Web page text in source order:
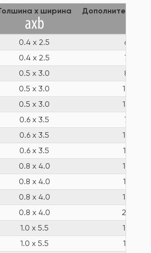
x ширина
0.4 x 2.5
60
0.4 x 2.5
75
0.5 x 3.0
80
0.5 x 3.0
100
0.5 x 3.0
150
0.6 x 3.5
75
0.6 x 3.5
100
0.6 x 3.5
125
0.8 x 4.0
100
0.8 x 4.0
125
0.8 x 4.0
150
0.8 x 4.0
200
1.0 x 5.5
100
1.0 x 5.5
125